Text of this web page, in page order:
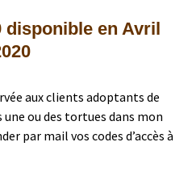
disponible en Avril
aux clients adoptants de
une ou des tortues dans mon
par mail vos codes d’accès à